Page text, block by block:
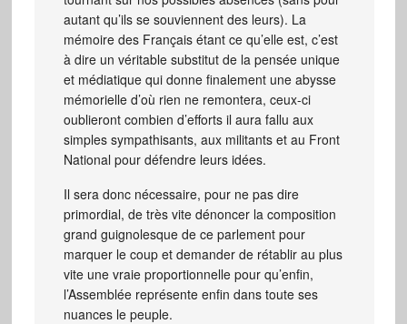
autant qu’ils se souviennent des leurs). La
mémoire des Français étant ce qu’elle est, c’est
à dire un véritable substitut de la pensée unique
et médiatique qui donne finalement une abysse
mémorielle d’où rien ne remontera, ceux-ci
oublieront combien d’efforts il aura fallu aux
simples sympathisants, aux militants et au Front
National pour défendre leurs idées.
Il sera donc nécessaire, pour ne pas dire
primordial, de très vite dénoncer la composition
grand guignolesque de ce parlement pour
marquer le coup et demander de rétablir au plus
vite une vraie proportionnelle pour qu’enfin,
l’Assemblée représente enfin dans toute ses
nuances le peuple.